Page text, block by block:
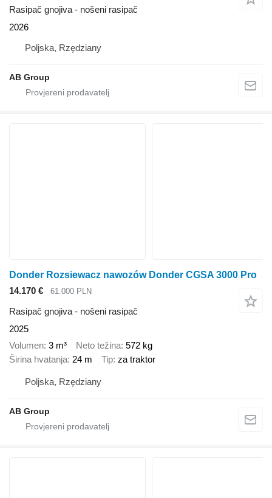
Rasipač gnojiva - nošeni rasipač
2026
Poljska, Rzędziany
AB Group
Donder Rozsiewacz nawozów Donder CGSA 3000 Pro
14.170 €
61.000 PLN
Rasipač gnojiva - nošeni rasipač
2025
Volumen 3 m³ Neto težina 572 kg
Širina hvatanja 24 m Tip za traktor
Poljska, Rzędziany
AB Group